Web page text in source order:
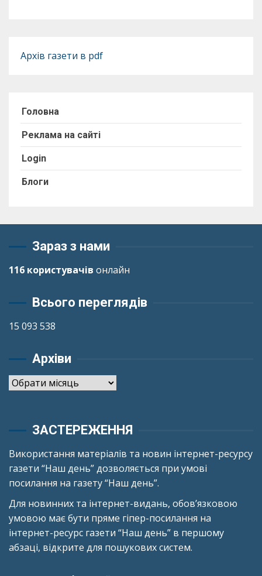
Архів газети в pdf
Головна
Реклама на сайті
Login
Блоги
Зараз з нами
116 користувачів онлайн
Всього переглядів
15 093 538
Архіви
Архіви
ЗАСТЕРЕЖЕННЯ
Використання матеріалів та новин інтернет-ресурсу
газети “Наш день” дозволяється при умові
посилання на газету “Наш день”.
Для новинних та інтернет-видань, обов’язковою
умовою має бути пряме гіпер-посилання на
інтернет-ресурс газети “Наш день” в першому
абзаці, відкрите для пошукових систем.